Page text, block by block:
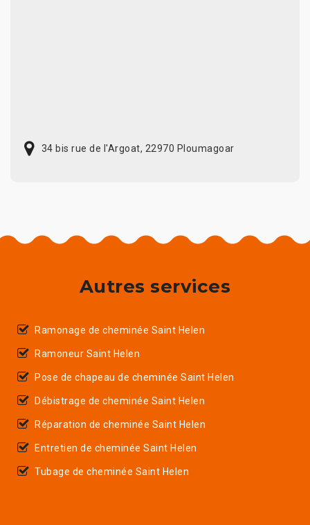
34 bis rue de l'Argoat, 22970 Ploumagoar
Autres services
Ramonage de cheminée Saint Helen
Ramoneur Saint Helen
Pose de chapeau de cheminée Saint Helen
Débistrage de cheminée Saint Helen
Réparation de cheminée Saint Helen
Entretien de cheminée Saint Helen
Tubage de cheminée Saint Helen